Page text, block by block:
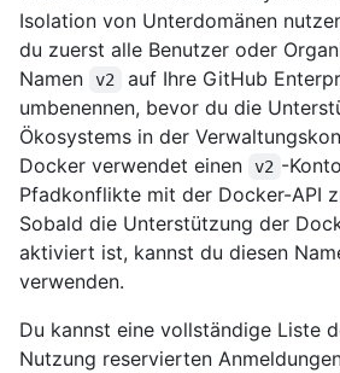
Isolation von Unterdomänen
du zuerst alle Benutzer oder
Namen
v2
auf Ihre GitHub
umbenennen, bevor du die
Ökosystems in der
Docker verwendet einen
v2 -
Pfadkonflikte mit der Docker-API
Sobald die Unterstützung der
aktiviert ist, kannst du diesen
verwenden.
Du kannst eine vollständige Liste
Nutzung reservierten